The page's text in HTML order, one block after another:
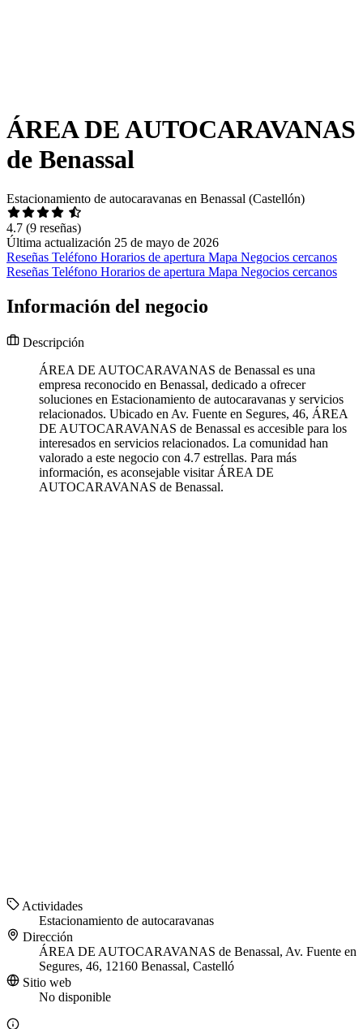
ÁREA DE AUTOCARAVANAS
de Benassal
Estacionamiento de autocaravanas en Benassal (Castellón)
4.7 (9 reseñas)
Última actualización 25 de mayo de 2026
Reseñas Teléfono Horarios de apertura Mapa Negocios cercanos
Reseñas Teléfono Horarios de apertura Mapa Negocios cercanos
Información del negocio
Descripción
ÁREA DE AUTOCARAVANAS de Benassal es una
empresa reconocido en Benassal, dedicado a ofrecer
soluciones en Estacionamiento de autocaravanas y servicios
relacionados. Ubicado en Av. Fuente en Segures, 46, ÁREA
DE AUTOCARAVANAS de Benassal es accesible para los
interesados en servicios relacionados. La comunidad han
valorado a este negocio con 4.7 estrellas. Para más
información, es aconsejable visitar ÁREA DE
AUTOCARAVANAS de Benassal.
Actividades
Estacionamiento de autocaravanas
Dirección
ÁREA DE AUTOCARAVANAS de Benassal, Av. Fuente en
Segures, 46, 12160 Benassal, Castelló
Sitio web
No disponible